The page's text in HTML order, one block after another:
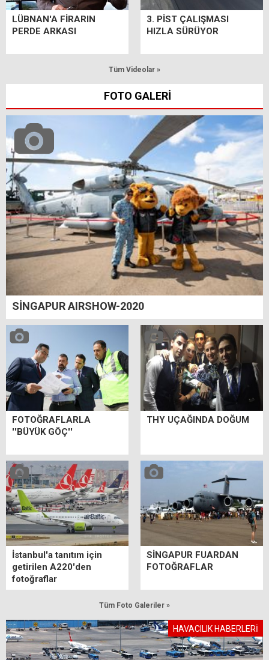
LÜBNAN'A FİRARIN
PERDE ARKASI
3. PİST ÇALIŞMASI
HIZLA SÜRÜYOR
Tüm Videolar »
FOTO GALERİ
SİNGAPUR AIRSHOW-2020
FOTOĞRAFLARLA
''BÜYÜK GÖÇ''
THY UÇAĞINDA DOĞUM
İstanbul'a tanıtım için
getirilen A220'den
fotoğraflar
SİNGAPUR FUARDAN
FOTOĞRAFLAR
Tüm Foto Galeriler »
HAVACILIK HABERLERİ